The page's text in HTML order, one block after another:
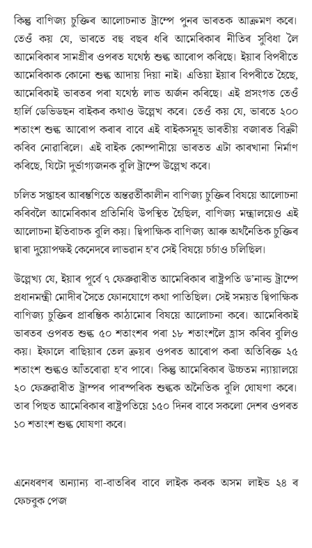
কিন্তু বাণিজ্য চুক্তিৰ আলোচনাত ট্ৰাম্পে পুনৰ ভাৰতক আক্ৰমণ কৰে।
তেওঁ কয় যে, ভাৰতে বহু বছৰ ধৰি আমেৰিকাৰ নীতিৰ সুবিধা লৈ
আমেৰিকাৰ সামগ্ৰীৰ ওপৰত যথেষ্ঠ শুল্ক আৰোপ কৰিছে। ইয়াৰ বিপৰীতে
আমেৰিকাক কোনো শুল্ক আদায় দিয়া নাই। এতিয়া ইয়াৰ বিপৰীতে হৈছে,
আমেৰিকাই ভাৰতৰ পৰা যথেষ্ঠ লাভ অৰ্জন কৰিছে। এই প্ৰসংগত তেওঁ
হাৰ্লি ডেভিডছন বাইকৰ কথাও উল্লেখ কৰে। তেওঁ কয় যে, ভাৰতে ২০০
শতাংশ শুল্ক আৰোপ কৰাৰ বাবে এই বাইকসমূহ ভাৰতীয় বজাৰত বিক্ৰী
কৰিব নোৱাৰিলে। এই বাইক কোম্পানীয়ে ভাৰতত এটা কাৰখানা নিৰ্মাণ
কৰিছে, যিটো দুৰ্ভাগ্যজনক বুলি ট্ৰাম্পে উল্লেখ কৰে।
চলিত সপ্তাহৰ আৰম্ভণিতে অন্তৱৰ্তীকালীন বাণিজ্য চুক্তিৰ বিষয়ে আলোচনা
কৰিবলৈ আমেৰিকাৰ প্ৰতিনিধি উপস্থিত হৈছিল, বাণিজ্য মন্ত্ৰালয়েও এই
আলোচনা ইতিবাচক বুলি কয়। দ্বিপাক্ষিক বাণিজ্য আৰু অৰ্থনৈতিক চুক্তিৰ
দ্বাৰা দুয়োপক্ষই কেনেদৰে লাভৱান হ’ব সেই বিষয়ে চৰ্চাও চলিছিল।
উল্লেখ্য যে, ইয়াৰ পূৰ্বে ৭ ফেব্ৰুৱাৰীত আমেৰিকাৰ ৰাষ্ট্ৰপতি ড’নাল্ড ট্ৰাম্পে
প্ৰধানমন্ত্ৰী মোদীৰ সৈতে ফোনযোগে কথা পাতিছিল। সেই সময়ত দ্বিপাক্ষিক
বাণিজ্য চুক্তিৰ প্ৰাৰম্ভিক কাঠামোৰ বিষয়ে আলোচনা কৰে। আমেৰিকাই
ভাৰতৰ ওপৰত শুল্ক ৫০ শতাংশৰ পৰা ১৮ শতাংশলৈ হ্ৰাস কৰিব বুলিও
কয়। ইফালে ৰাছিয়াৰ তেল ক্ৰয়ৰ ওপৰত আৰোপ কৰা অতিৰিক্ত ২৫
শতাংশ শুল্কও আঁতৰোৱা হ’ব পাৰে। কিন্তু আমেৰিকাৰ উচ্চতম ন্যায়ালয়ে
২০ ফেব্ৰুৱাৰীত ট্ৰাম্পৰ পাৰস্পৰিক শুল্কক অনৈতিক বুলি ঘোষণা কৰে।
তাৰ পিছত আমেৰিকাৰ ৰাষ্ট্ৰপতিয়ে ১৫০ দিনৰ বাবে সকলো দেশৰ ওপৰত
১০ শতাংশ শুল্ক ঘোষণা কৰে।
এনেধৰণৰ অন্যান্য বা-বাতৰিৰ বাবে লাইক কৰক অসম লাইভ ২৪ ৰ
ফেচবুক পেজ